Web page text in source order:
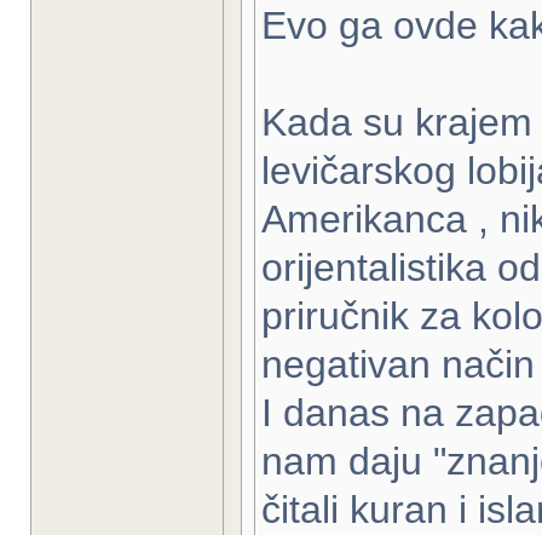
Evo ga ovde
Kada su
levičarskog
Amerikanca ,
orijentalistika
priručnik za
negativan
I danas na
nam daju
čitali kuran i